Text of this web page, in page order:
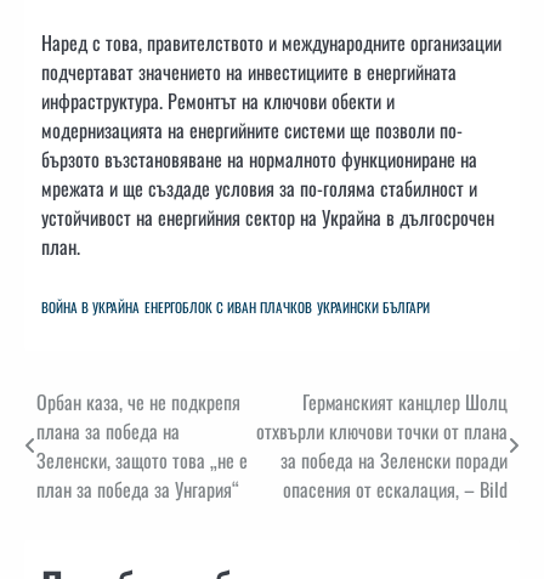
Наред с това, правителството и международните организации
подчертават значението на инвестициите в енергийната
инфраструктура. Ремонтът на ключови обекти и
модернизацията на енергийните системи ще позволи по-
бързото възстановяване на нормалното функциониране на
мрежата и ще създаде условия за по-голяма стабилност и
устойчивост на енергийния сектор на Украйна в дългосрочен
план.
ВОЙНА В УКРАЙНА ЕНЕРГОБЛОК С ИВАН ПЛАЧКОВ УКРАИНСКИ БЪЛГАРИ
Навигация
Орбан каза, че не подкрепя
плана за победа на
Зеленски, защото това „не е
план за победа за Унгария“
Германският канцлер Шолц
отхвърли ключови точки от плана
за победа на Зеленски поради
опасения от ескалация, – Bild